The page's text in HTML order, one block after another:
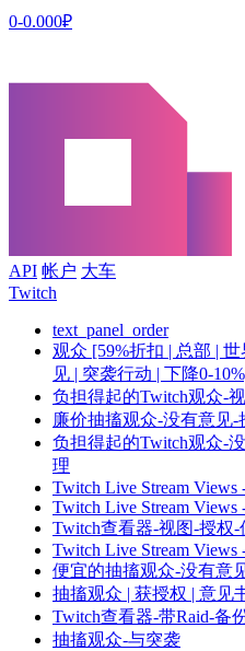
0-0.000₽
API 帐户 大车
Twitch
text_panel_order
观众 [59%折扣 | 总部 |
见 | 突袭行动 | 下降0-
负担得起的Twitch观众-
廉价抽搐观众-没有意见-
负担得起的Twitch观众-
理
Twitch Live Stream Views
Twitch Live Stream Views
Twitch查看器-视图-授权-
Twitch Live Stream Views
便宜的抽搐观众-没有意
抽搐观众 | 获授权 | 意见
Twitch查看器-带Raid-备
抽搐观众-与突袭